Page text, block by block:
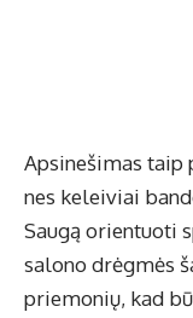
Apsinešimas taip
nes keleiviai
Saugą orientuoti
salono drėgmės
priemonių, kad